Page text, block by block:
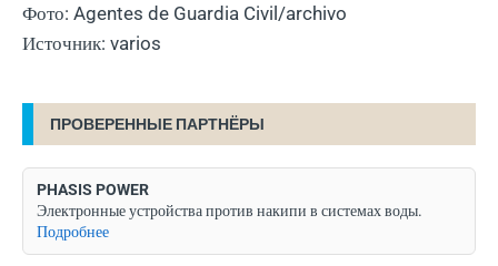
Фото: Agentes de Guardia Civil/archivo
Источник: varios
ПРОВЕРЕННЫЕ ПАРТНЁРЫ
PHASIS POWER
Электронные устройства против накипи в системах воды.
Подробнее